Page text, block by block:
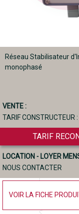
Réseau Stabilisateur
monophasé
VENTE :
TARIF CONSTRUCTEUR :
TARIF
LOCATION - LOYER
NOUS CONTACTER
VOIR LA FICHE